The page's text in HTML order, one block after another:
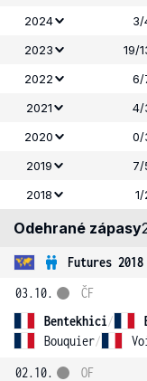
2024 3/
2023
19/
2022
6/
2021
4/
2020 0/
2019
7/
2018 1/
Odehrané zápasy
Futures 2018
03.10.
Bentekhici/
Bouquier/
ČF
02.10.
OF